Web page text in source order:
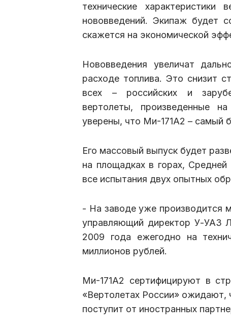
технические
нововведений. Экипаж будет
скажется на экономической
Нововведения увеличат
расходе топлива. Это снизит
всех – российских и
вертолеты, произведенные
уверены, что Ми-171А2 – самый
Его массовый выпуск будет
на площадках в горах,
все испытания двух опытных
- На заводе уже производится
управляющий директор У-УАЗ
2009 года ежегодно на
миллионов рублей.
Ми-171А2 сертифицируют в
«Вертолетах России» ожидают,
поступит от иностранных